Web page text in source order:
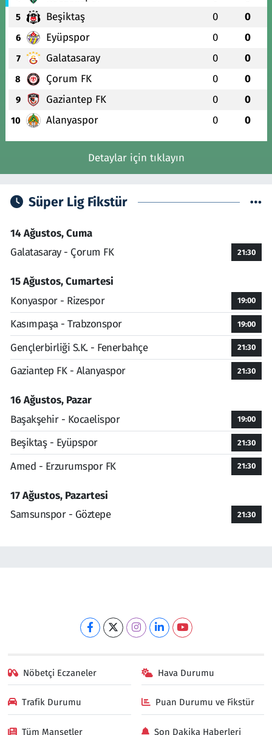
5 Beşiktaş 0 0
6 Eyüpspor 0 0
7 Galatasaray 0 0
8 Çorum FK 0 0
9 Gaziantep FK 0 0
10 Alanyaspor 0 0
Detaylar için tıklayın
Süper Lig Fikstür
14 Ağustos, Cuma
Galatasaray - Çorum FK
21:30
15 Ağustos, Cumartesi
Konyaspor - Rizespor
19:00
Kasımpaşa - Trabzonspor 19:00
Gençlerbirliği S.K. - Fenerbahçe 21:30
Gaziantep FK - Alanyaspor 21:30
16 Ağustos, Pazar
Başakşehir - Kocaelispor
19:00
Beşiktaş - Eyüpspor 21:30
Amed - Erzurumspor FK 21:30
17 Ağustos, Pazartesi
Samsunspor - Göztepe
21:30
Nöbetçi Eczaneler Hava Durumu
Trafik Durumu Puan Durumu ve Fikstür
Tüm Manşetler Son Dakika Haberleri